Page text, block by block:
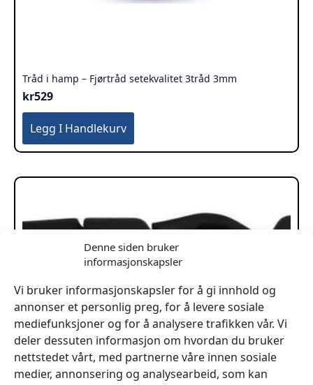
Denne siden bruker
informasjonskapsler
Vi bruker informasjonskapsler for å gi innhold og
annonser et personlig preg, for å levere sosiale
mediefunksjoner og for å analysere trafikken vår. Vi
deler dessuten informasjon om hvordan du bruker
nettstedet vårt, med partnerne våre innen sosiale
medier, annonsering og analysearbeid, som kan
Tråd i hamp – Fjørtråd setekvalitet 3tråd 3mm
kr529
Legg I Handlekurv